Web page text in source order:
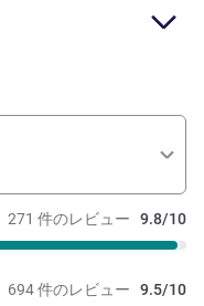
271 件のレビュー 9.8/10
694 件のレビュー 9.5/10